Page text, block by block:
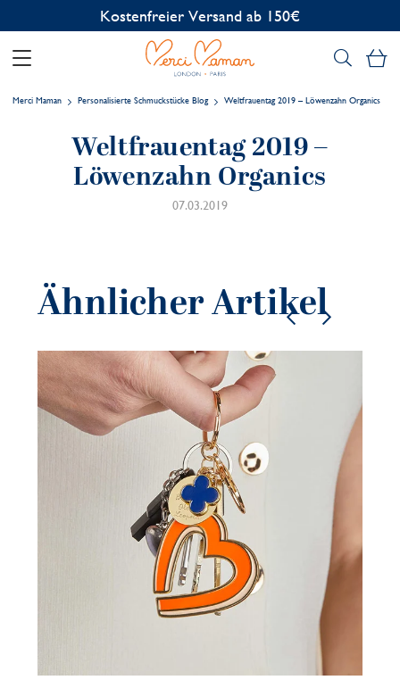
Kostenfreier Versand ab 150€
Merci Maman Personalisierte Schmuckstücke Blog Weltfrauentag 2019 – Löwenzahn Organics
Weltfrauentag 2019 –
Löwenzahn Organics
07.03.2019
Ähnlicher Artikel